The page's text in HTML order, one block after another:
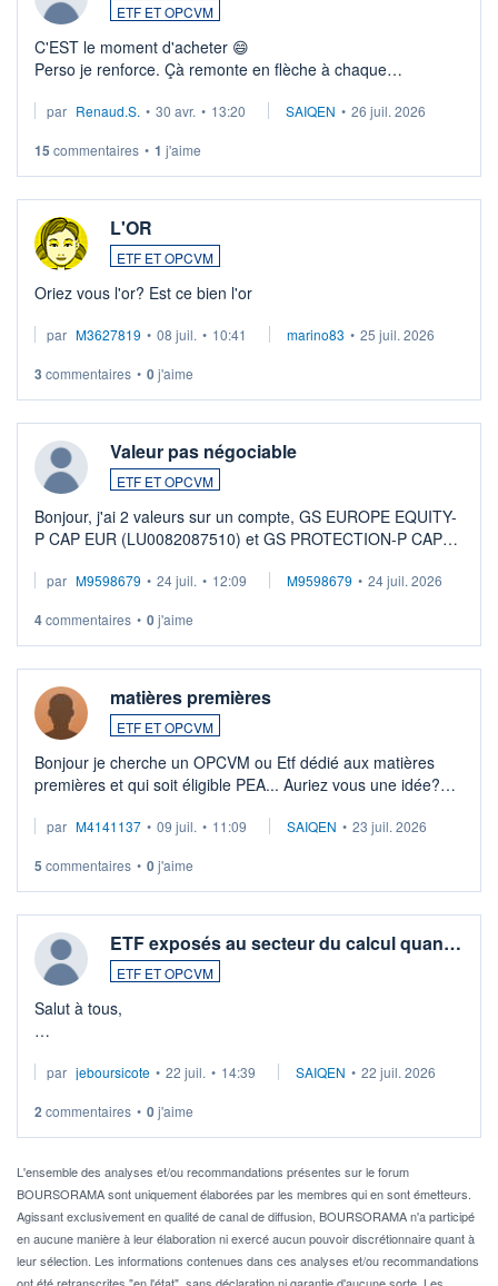
ETF ET OPCVM
C'EST le moment d'acheter 😄​
Perso je renforce. Çà remonte en flèche à chaque
Investissement long terme tip top pour sa retraite.
par Renaud.S. • 30 avr. • 13:20 SAIQEN • 26 juil. 2026
15 commentaires • 1 j'aime
L'OR
ETF ET OPCVM
Oriez vous l'or? Est ce bien l'or
par M3627819 • 08 juil. • 10:41 marino83 • 25 juil. 2026
3 commentaires • 0j'aime
Valeur pas négociable
ETF ET OPCVM
Bonjour, j'ai 2 valeurs sur un compte, GS EUROPE EQUITY-
P CAP EUR (LU0082087510) et GS PROTECTION-P CAP
veux procéder à la vente, on me signale ...
par M9598679 • 24 juil. • 12:09 M9598679 • 24 juil. 2026
4commentaires • 0j'aime
matières premières
ETF ET OPCVM
Bonjour je cherche un OPCVM ou Etf dédié aux matières
premières et qui soit éligible PEA... Auriez vous une idée?
par M4141137 • 09 juil. • 11:09 SAIQEN • 23 juil. 2026
5 commentaires • 0j'aime
ETF exposés au secteur du calcul quan…
ETF ET OPCVM
Salut à tous,
via un ETF plutôt que des actions individuelles.
Idéalement, je voudrais qu'il soit éligible au PEA.
Pour l' ...
par jeboursicote • 22 juil. • 14:39 SAIQEN • 22 juil. 2026
2 commentaires • 0j'aime
L'ensemble des analyses et/ou recommandations présentes sur le forum
BOURSORAMA sont uniquement élaborées par les membres qui en sont émetteurs.
Agissant exclusivement en qualité de canal de diffusion, BOURSORAMA n'a participé
en aucune manière à leur élaboration ni exercé aucun pouvoir discrétionnaire quant à
leur sélection. Les informations contenues dans ces analyses et/ou recommandations